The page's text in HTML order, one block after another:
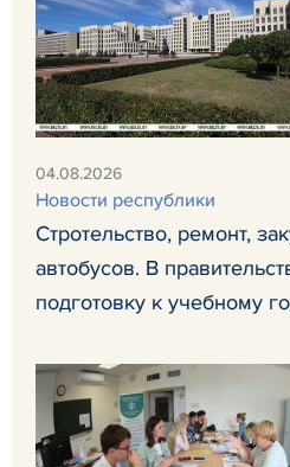
04.08.2026
Новости республики
Стротельство, ремонт,
автобусов. В
подготовку к учебному